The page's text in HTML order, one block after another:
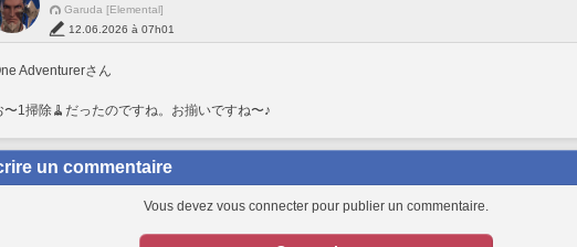
Garuda [Elemental]
12.06.2026 à 07h01
Adventurerさん
〜1掃除🧹だったのですね。お揃いですね〜♪
un commentaire
Vous devez vous connecter pour publier un commentaire.